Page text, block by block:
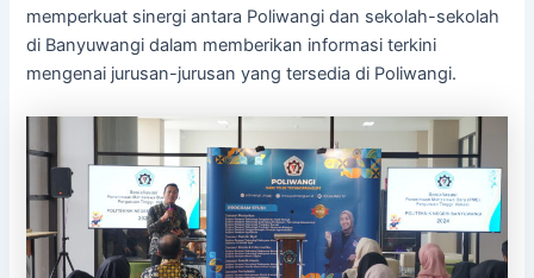
memperkuat sinergi antara Poliwangi dan sekolah-sekolah
di Banyuwangi dalam memberikan informasi terkini
mengenai jurusan-jurusan yang tersedia di Poliwangi.